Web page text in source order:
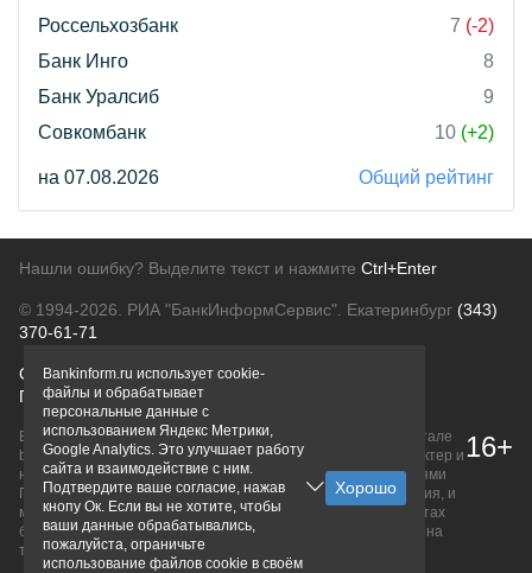
Россельхозбанк
7 (-2)
Банк Инго
8
Банк Уралсиб
9
Совкомбанк
10 (+2)
на 07.08.2026 Общий рейтинг
Нашли ошибку? Выделите текст и нажмите Ctrl+Enter
© 1994-2026. РИА "БанкИнформСервис". Екатеринбург (343)
370-61-71
О проектеПолитика конфиденциальности
Правовая информацияДля рекламодателей
Вся информация о продуктах банков, размещенная на портале
bankinform.ru, носит исключительно ознакомительный характер и
не является публичной офертой, определяемой положениями
ГК РФ. Информация не содержит точного и полного описания, и
может быть изменена. Конечные условия уточняйте на сайтах
банков или при личном обращении. Исключительное право на
товарные знаки принадлежит их правообладателям.
16+
Bankinform.ru использует cookie-
файлы и обрабатывает
персональные данные с
использованием Яндекс Метрики,
Google Analytics. Это улучшает работу
сайта и взаимодействие с ним.
Подтвердите ваше согласие, нажав
кнопу Ок. Если вы не хотите, чтобы
ваши данные обрабатывались,
пожалуйста, ограничьте
использование файлов cookie в своём